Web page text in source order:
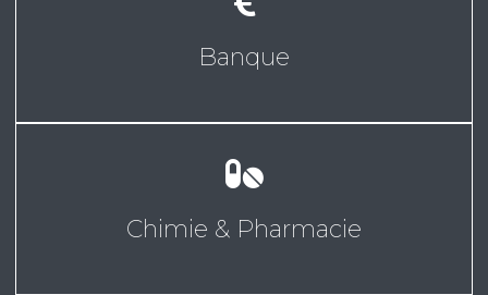
Banque
Chimie & Pharmacie